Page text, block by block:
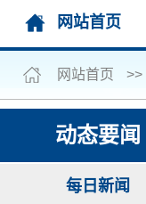
网站首页
网站首页 >>
动态要闻
每日新闻